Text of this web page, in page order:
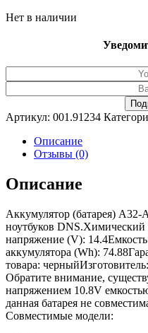
Нет в наличии
Артикул: 001.91234
Описание
Отзывы (0)
Описание
Аккумулятор (батарея)
ноутбуков
напряжение (V):
аккумулятора (Wh):
товара:
Обратите внимание,
напряжением 10.8V
данная батарея не
Совместимые модели: